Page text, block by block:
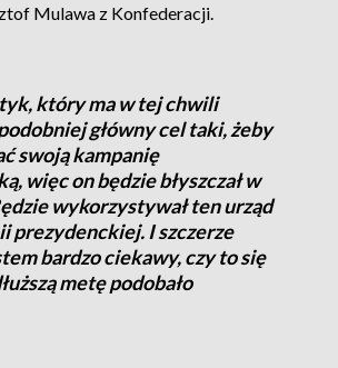
Mulawa z Konfederacji.
który ma w tej chwili
główny cel taki, żeby
swoją kampanię
więc on będzie błyszczał w
wykorzystywał ten urząd
prezydenckiej. I szczerze
bardzo ciekawy, czy to się
metę podobało